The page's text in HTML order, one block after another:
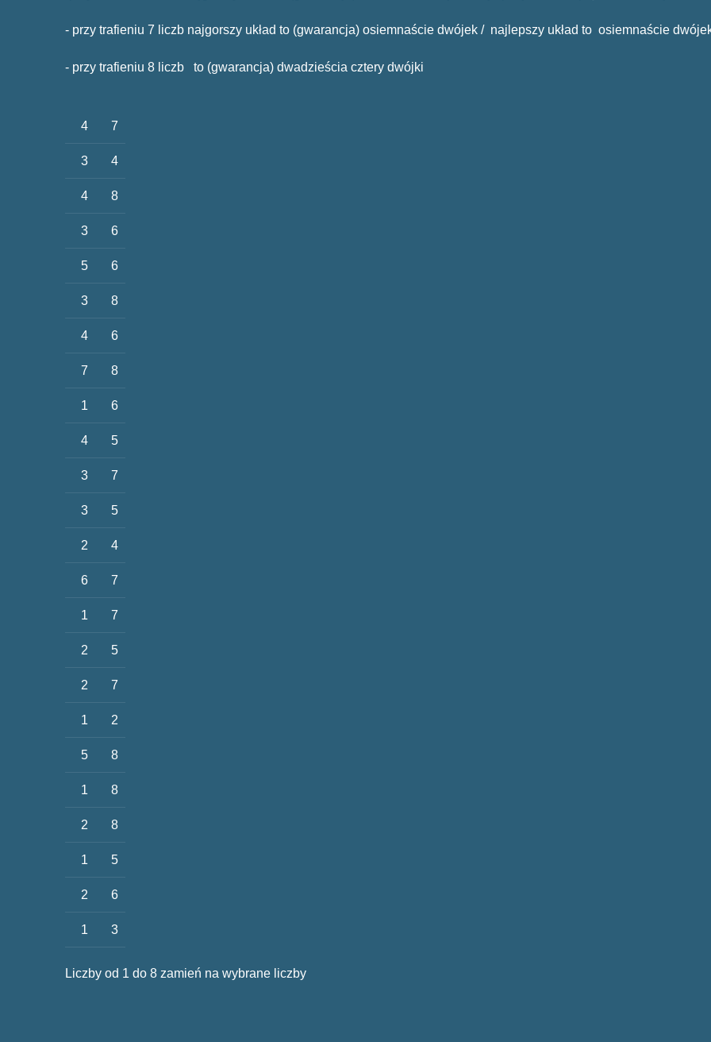
- przy trafieniu 7 liczb najgorszy układ to (gwarancja) osiemnaście dwójek / najlepszy układ to osiemnaście
- przy trafieniu 8 liczb to (gwarancja) dwadzieścia cztery dwójki
4 7
3 4
4 8
3 6
5 6
3 8
4 6
7 8
1 6
4 5
3 7
3 5
2 4
6 7
1 7
2 5
2 7
1 2
5 8
1 8
2 8
1 5
2 6
1 3
Liczby od 1 do 8 zamień na wybrane liczby